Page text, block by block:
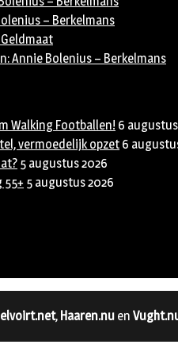
– Berkelmans
Annie Bolenius – Berkelmans
Walking Footballen! 6
vermoedelijk opzet 6
5 augustus 2026
55+ 5 augustus 2026
, Haaren.nu en